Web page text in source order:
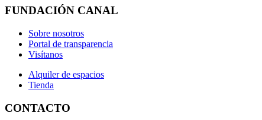
FUNDACIÓN CANAL
Sobre nosotros
Portal de transparencia
Visítanos
Alquiler de espacios
Tienda
CONTACTO